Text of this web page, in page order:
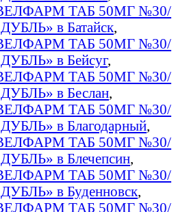
ТАБ 50МГ №30/
в Батайск,
ТАБ 50МГ №30/
в Бейсуг,
ТАБ 50МГ №30/
в Беслан,
ТАБ 50МГ №30/
в Благодарный,
ТАБ 50МГ №30/
в Блечепсин,
ТАБ 50МГ №30/
в Буденновск,
ТАБ 50МГ №30/